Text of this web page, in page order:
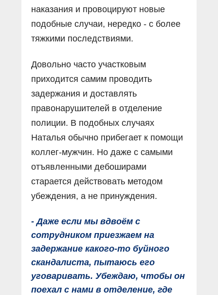
наказания и провоцируют новые
подобные случаи, нередко - с более
тяжкими последствиями.
Довольно часто участковым
приходится самим проводить
задержания и доставлять
правонарушителей в отделение
полиции. В подобных случаях
Наталья обычно прибегает к помощи
коллег-мужчин. Но даже с самыми
отъявленными дебоширами
старается действовать методом
убеждения, а не принуждения.
- Даже если мы вдвоём с
сотрудником приезжаем на
задержание какого-то буйного
скандалиста, пытаюсь его
уговаривать. Убеждаю, чтобы он
поехал с нами в отделение, где